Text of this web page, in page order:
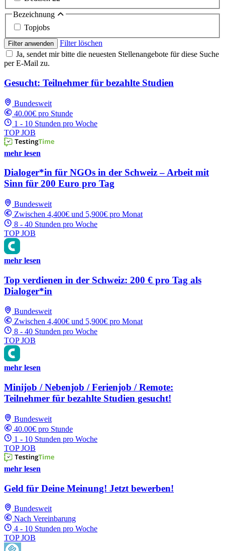
Bezeichnung
Topjobs
Filter anwenden
Filter löschen
Ja, sendet mir bitte die neuesten Stellenangebote für diese Suche
per E-Mail zu.
Gesucht: Teilnehmer für bezahlte Studien
Bundesweit
40.00€ pro Stunde
1 - 10 Stunden pro Woche
TOP JOB
mehr lesen
Dialoger*in für NGOs in der Schweiz – Arbeit mit
Sinn für 200 Euro pro Tag
Bundesweit
Zwischen 4,400€ und 5,900€ pro Monat
8 - 40 Stunden pro Woche
TOP JOB
mehr lesen
Top verdienen in der Schweiz: 200 € pro Tag als
Dialoger*in
Bundesweit
Zwischen 4,400€ und 5,900€ pro Monat
8 - 40 Stunden pro Woche
TOP JOB
mehr lesen
Minijob / Nebenjob / Ferienjob / Remote:
Teilnehmer für bezahlte Studien gesucht!
Bundesweit
40.00€ pro Stunde
1 - 10 Stunden pro Woche
TOP JOB
mehr lesen
Geld für Deine Meinung! Jetzt bewerben!
Bundesweit
Nach Vereinbarung
4 - 10 Stunden pro Woche
TOP JOB